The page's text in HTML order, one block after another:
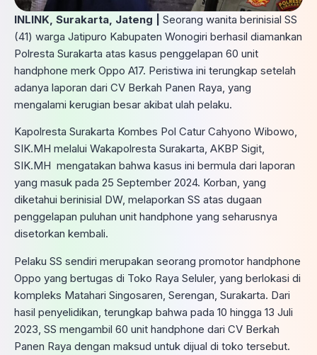
INLINK, Surakarta, Jateng |
Seorang wanita berinisial SS
(41) warga Jatipuro Kabupaten Wonogiri berhasil diamankan
Polresta Surakarta atas kasus penggelapan 60 unit
handphone merk Oppo A17. Peristiwa ini terungkap setelah
adanya laporan dari CV Berkah Panen Raya, yang
mengalami kerugian besar akibat ulah pelaku.
Kapolresta Surakarta Kombes Pol Catur Cahyono Wibowo,
SIK.MH melalui Wakapolresta Surakarta, AKBP Sigit,
SIK.MH mengatakan bahwa kasus ini bermula dari laporan
yang masuk pada 25 September 2024. Korban, yang
diketahui berinisial DW, melaporkan SS atas dugaan
penggelapan puluhan unit handphone yang seharusnya
disetorkan kembali.
Pelaku SS sendiri merupakan seorang promotor handphone
Oppo yang bertugas di Toko Raya Seluler, yang berlokasi di
kompleks Matahari Singosaren, Serengan, Surakarta. Dari
hasil penyelidikan, terungkap bahwa pada 10 hingga 13 Juli
2023, SS mengambil 60 unit handphone dari CV Berkah
Panen Raya dengan maksud untuk dijual di toko tersebut.